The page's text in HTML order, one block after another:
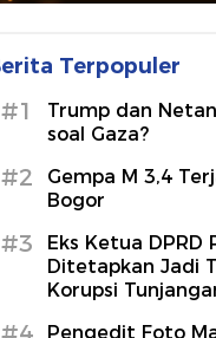
Terpopuler
#1
Trump dan
soal Gaza?
#2
Gempa M 3,4
Bogor
#3
Eks Ketua DPRD
Ditetapkan Jadi
Korupsi
Pengedit Foto